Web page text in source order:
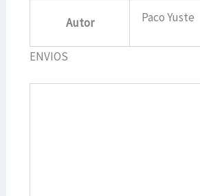
Autor Paco Yuste
ENVIOS